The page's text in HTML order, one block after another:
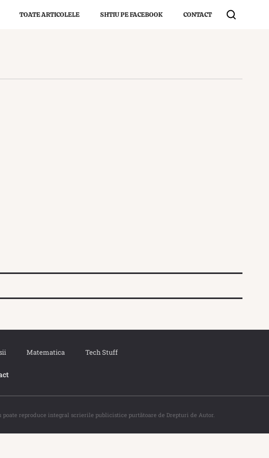
TOATE ARTICOLELE SHTIU PE FACEBOOK CONTACT
Matematica Tech Stuff
reproduce integral scrierile publicistice purtătoare de Drepturi de Autor.